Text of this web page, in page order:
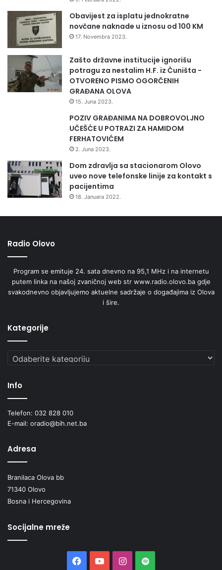
Obavijest za isplatu jednokratne
novčane naknade u iznosu od 100 KM
17. Novembra 2023.
Zašto državne institucije ignorišu
potragu za nestalim H.F. iz Čuništa -
OTVORENO PISMO OGORČENIH
GRAĐANA OLOVA
15. Juna 2023.
POZIV GRAĐANIMA NA DOBROVOLJNO
UČEŠĆE U POTRAZI ZA HAMIDOM
FERHATOVIĆEM
2. Juna 2023.
Dom zdravlja sa stacionarom Olovo
uveo nove telefonske linije za kontakt s
pacijentima
18. Januara 2022.
Radio Olovo
Program se emituje 24. sata dnevno na 95,1 MHz i na internetu
putem linka na našoj zvaničnoj web str www.radio.olovo.ba gdje
svakodnevno objavljujemo aktuelne sadržaje o događajima iz Olova
i šire.
Kategorije
Kategorije
Info
Telefon: 032 828 010
E-mail: oradio@bih.net.ba
Adresa
Branilaca Olova bb
71340 Olovo
Bosna i Hercegovina
Socijalne mreže
Facebook
YouTubeInstagram
Spotify